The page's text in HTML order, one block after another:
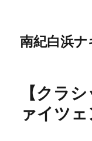
南紀白浜
【クラ
ァイツ